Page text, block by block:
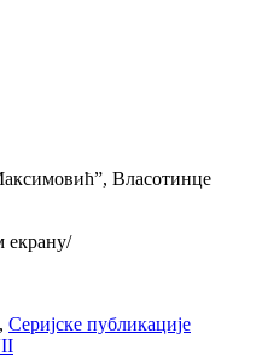
Власотинце
екрану/
, Серијске публикације